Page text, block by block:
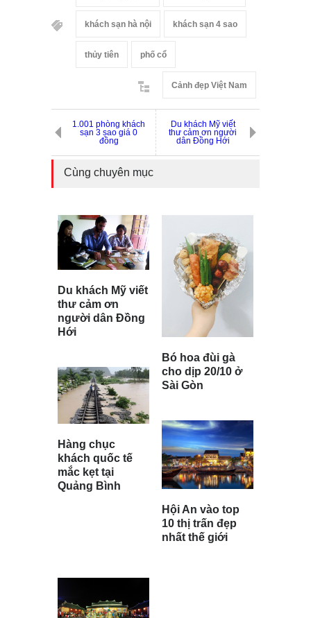
khách sạn hà nội khách sạn 4 sao
thủy tiên phố cổ
Cảnh đẹp Việt Nam
1.001 phòng khách
sạn 3 sao giá 0
đồng
Du khách Mỹ viết
thư cảm ơn người
dân Đồng Hới
Cùng chuyên mục
Du khách Mỹ viết
thư cảm ơn
người dân Đồng
Hới
Hàng chục
khách quốc tế
mắc kẹt tại
Quảng Bình
Bó hoa đùi gà
cho dịp 20/10 ở
Sài Gòn
Hội An vào top
10 thị trấn đẹp
nhất thế giới